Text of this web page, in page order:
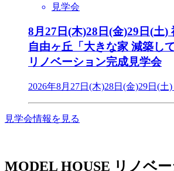
見学会
8月27日(木)28日(金)29日(土)
自由ヶ丘「大きな家 減築し
リノベーション完成見学会
2026年8月27日(木)28日(金)29日(土
見学会情報を見る
MODEL HOUSE リノベ